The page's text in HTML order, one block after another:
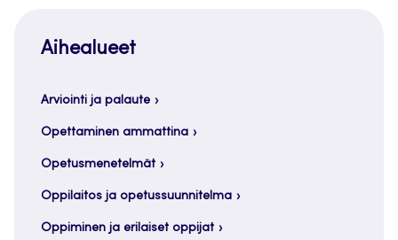
Aihealueet
Arviointi ja palaute
Opettaminen ammattina
Opetusmenetelmät
Oppilaitos ja opetussuunnitelma
Oppiminen ja erilaiset oppijat